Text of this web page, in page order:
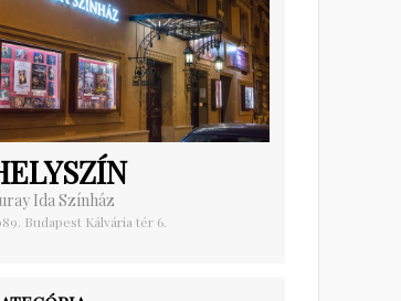
Ida Színház
Budapest Kálvária tér 6.